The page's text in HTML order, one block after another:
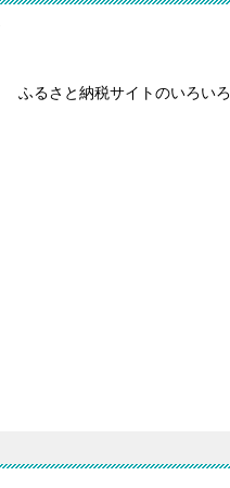
ふるさと納税サイトのいろいろ